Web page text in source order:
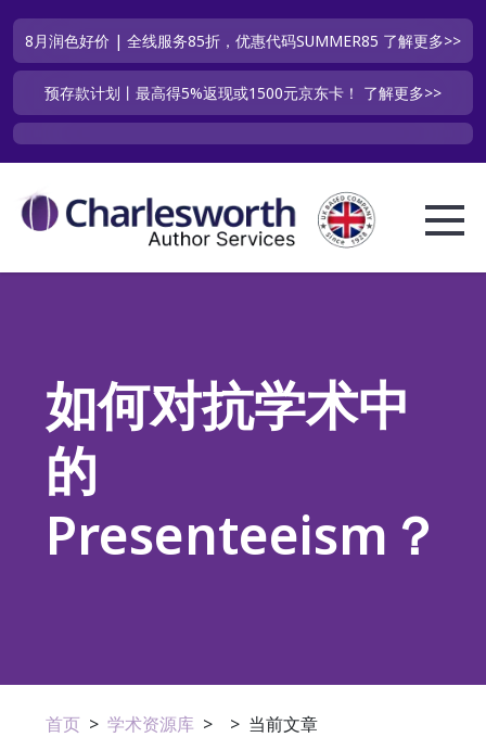
8月润色好价 | 全线服务85折，优惠代码SUMMER85 了解更多>>
预存款计划丨最高得5%返现或1500元京东卡！ 了解更多>>
如何对抗学术中
的
Presenteeism？
首页 > 学术资源库 > > 当前文章